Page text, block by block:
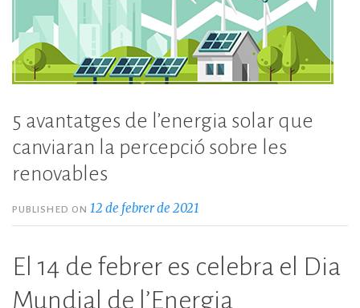
5 avantatges de l’energia solar que
canviaran la percepció sobre les
renovables
PUBLISHED ON12 de febrer de 2021
El 14 de febrer es celebra el Dia
Mundial de l’Energia